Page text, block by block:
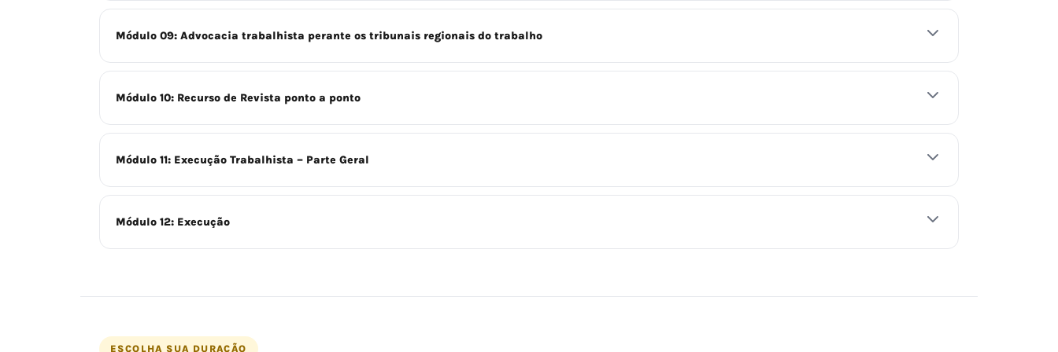
Módulo 09: Advocacia trabalhista perante os tribunais regionais do trabalho
Módulo 10: Recurso de Revista ponto a ponto
Módulo 11: Execução Trabalhista – Parte Geral
Módulo 12: Execução
ESCOLHA SUA DURAÇÃO